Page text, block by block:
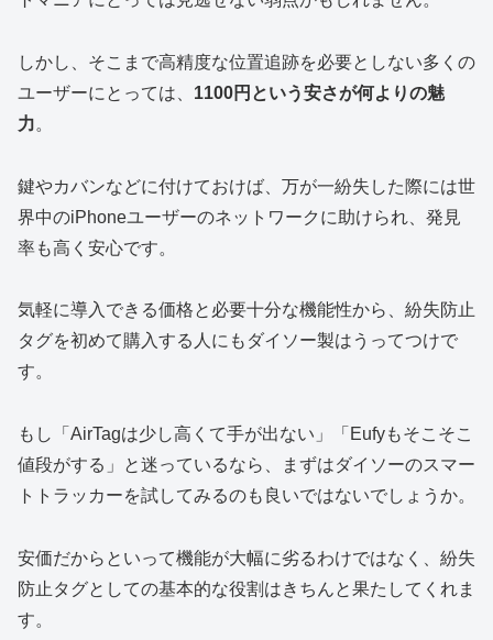
しかし、そこまで高精度な位置追跡を必要としない多くの
ユーザーにとっては、 1100円という安さが何よりの魅
力。
鍵やカバンなどに付けておけば、万が一紛失した際には世
界中のiPhoneユーザーのネットワークに助けられ、発見
率も高く安心です。
気軽に導入できる価格と必要十分な機能性から、紛失防止
タグを初めて購入する人にもダイソー製はうってつけで
す。
もし「AirTagは少し高くて手が出ない」「Eufyもそこそこ
値段がする」と迷っているなら、まずはダイソーのスマー
トトラッカーを試してみるのも良いではないでしょうか。
安価だからといって機能が大幅に劣るわけではなく、紛失
防止タグとしての基本的な役割はきちんと果たしてくれま
す。